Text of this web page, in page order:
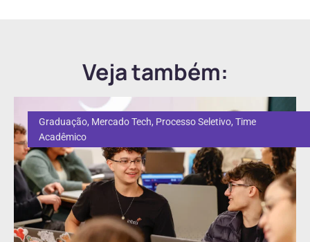
Veja também:
Graduação, Mercado Tech, Processo Seletivo, Time
Acadêmico